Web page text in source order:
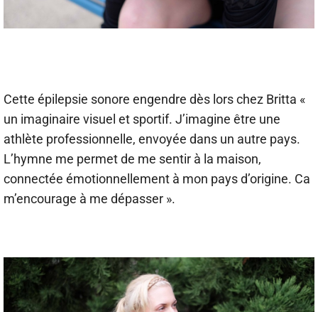
Cette épilepsie sonore engendre dès lors chez Britta «
un imaginaire visuel et sportif. J’imagine être une
athlète professionnelle, envoyée dans un autre pays.
L’hymne me permet de me sentir à la maison,
connectée émotionnellement à mon pays d’origine. Ca
m’encourage à me dépasser ».